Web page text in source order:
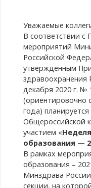
Уважаемые
В соответствии с
мероприятий
Российской
утвержденным
здравоохранения
декабря 2020 г. №
(ориентировочно
года)
Общероссийской
участием «
образования —
В рамках
образования –
Минздрава
секции, на